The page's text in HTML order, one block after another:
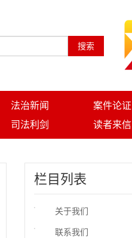
搜索
法治新闻 案件论证
司法利剑 读者来信
栏目列表
关于我们
联系我们